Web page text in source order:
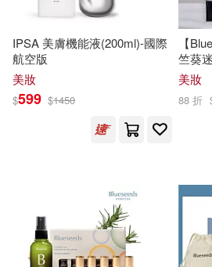
和月伸宏(20)
嚴文井（主編）(20)
海豚傳媒編(20)
上海市檔案館(19)
湖北美術出版社(135)
現代出版社(135)
百家出版社(133)
上海財經大學出版社(131)
IPSA 美膚機能液(200ml)-國際
航空版
美妝
$599 $1450
【
竺葵
30ml)
美妝
88 折